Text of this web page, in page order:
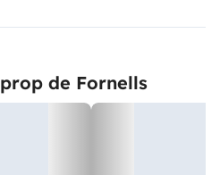
de Fornells